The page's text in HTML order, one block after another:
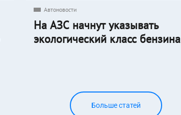
Автоновости
На АЗС начнут указывать
экологический класс бензина
Больше статей